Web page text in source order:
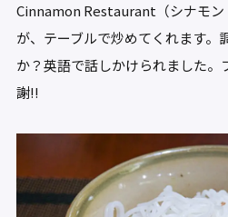
Cinnamon Restaurant（シナモン
が、テーブルで炒めてくれます。
か？英語で話しかけられました。
謝!!